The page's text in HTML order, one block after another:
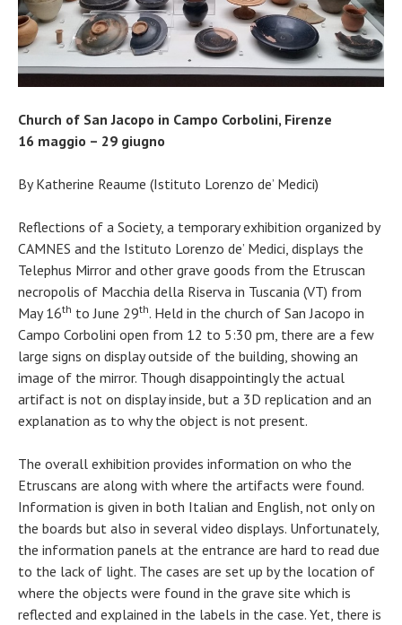
Church of San Jacopo in Campo Corbolini, Firenze
16 maggio – 29 giugno
By Katherine Reaume (Istituto Lorenzo de’ Medici)
Reflections of a Society, a temporary exhibition organized by
CAMNES and the Istituto Lorenzo de’ Medici, displays the
Telephus Mirror and other grave goods from the Etruscan
necropolis of Macchia della Riserva in Tuscania (VT) from
May 16th to June 29th. Held in the church of San Jacopo in
Campo Corbolini open from 12 to 5:30 pm, there are a few
large signs on display outside of the building, showing an
image of the mirror. Though disappointingly the actual
artifact is not on display inside, but a 3D replication and an
explanation as to why the object is not present.
The overall exhibition provides information on who the
Etruscans are along with where the artifacts were found.
Information is given in both Italian and English, not only on
the boards but also in several video displays. Unfortunately,
the information panels at the entrance are hard to read due
to the lack of light. The cases are set up by the location of
where the objects were found in the grave site which is
reflected and explained in the labels in the case. Yet, there is